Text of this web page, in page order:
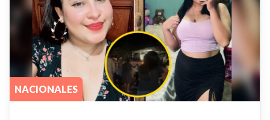
NACIONALES